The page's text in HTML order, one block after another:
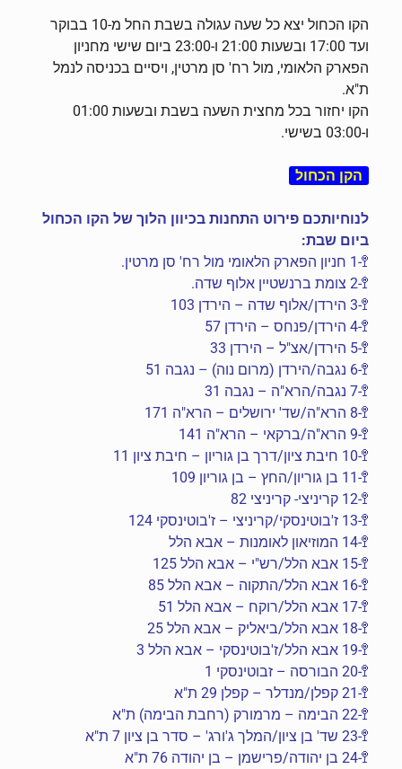
הקו הכחול יצא כל שעה עגולה בשבת החל מ-10 בבוקר
ועד 17:00 ובשעות 21:00 ו-23:00 ביום שישי מחניון
הפארק הלאומי, מול רח' סן מרטין, ויסיים בכניסה לנמל
ת"א.
הקו יחזור בכל מחצית השעה בשבת ובשעות 01:00
ו-03:00 בשישי.
הקן הכחול
לנוחיותכם פירוט התחנות בכיוון הלוך של הקו הכחול
ביום שבת:
🚏-1 חניון הפארק הלאומי מול רח' סן מרטין.
🚏-2 צומת ברנשטיין אלוף שדה.
🚏-3 הירדן/אלוף שדה – הירדן 103
🚏-4 הירדן/פנחס – הירדן 57
🚏-5 הירדן/אצ"ל – הירדן 33
🚏-6 נגבה/הירדן (מרום נוה) – נגבה 51
🚏-7 נגבה/הרא"ה – נגבה 31
🚏-8 הרא"ה/שד' ירושלים – הרא"ה 171
🚏-9 הרא"ה/ברקאי – הרא"ה 141
🚏-10 חיבת ציון/דרך בן גוריון – חיבת ציון 11
🚏-11 בן גוריון/החץ – בן גוריון 109
🚏-12 קריניצי- קריניצי 82
🚏-13 ז'בוטינסקי/קריניצי – ז'בוטינסקי 124
🚏-14 המוזיאון לאומנות – אבא הלל
🚏-15 אבא הלל/רש"י – אבא הלל 125
🚏-16 אבא הלל/התקוה – אבא הלל 85
🚏-17 אבא הלל/רוקח – אבא הלל 51
🚏-18 אבא הלל/ביאליק – אבא הלל 25
🚏-19 אבא הלל/ז'בוטינסקי – אבא הלל 3
🚏-20 הבורסה – זבוטינסקי 1
🚏-21 קפלן/מנדלר – קפלן 29 ת"א
🚏-22 הבימה – מרמורק (רחבת הבימה) ת"א
🚏-23 שד' בן ציון/המלך ג'ורג' – סדר בן ציון 7 ת"א
🚏-24 בן יהודה/פרישמן – בן יהודה 76 ת"א